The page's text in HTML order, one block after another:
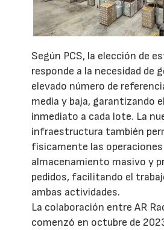
Según PCS, la elección de
responde a la necesidad de
elevado número de
media y baja, garantizando
inmediato a cada lote. La
infraestructura también
físicamente las operaciones
almacenamiento masivo y
pedidos, facilitando el
ambas actividades.
La colaboración entre AR
comenzó en octubre de